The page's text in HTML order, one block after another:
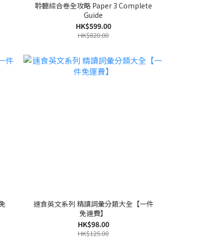
聆聽綜合卷全攻略 Paper 3 Complete
Guide
HK$599.00
HK$820.00
速食英文系列 精讀詞彙分類大全【一件
免運費】
HK$98.00
HK$125.00